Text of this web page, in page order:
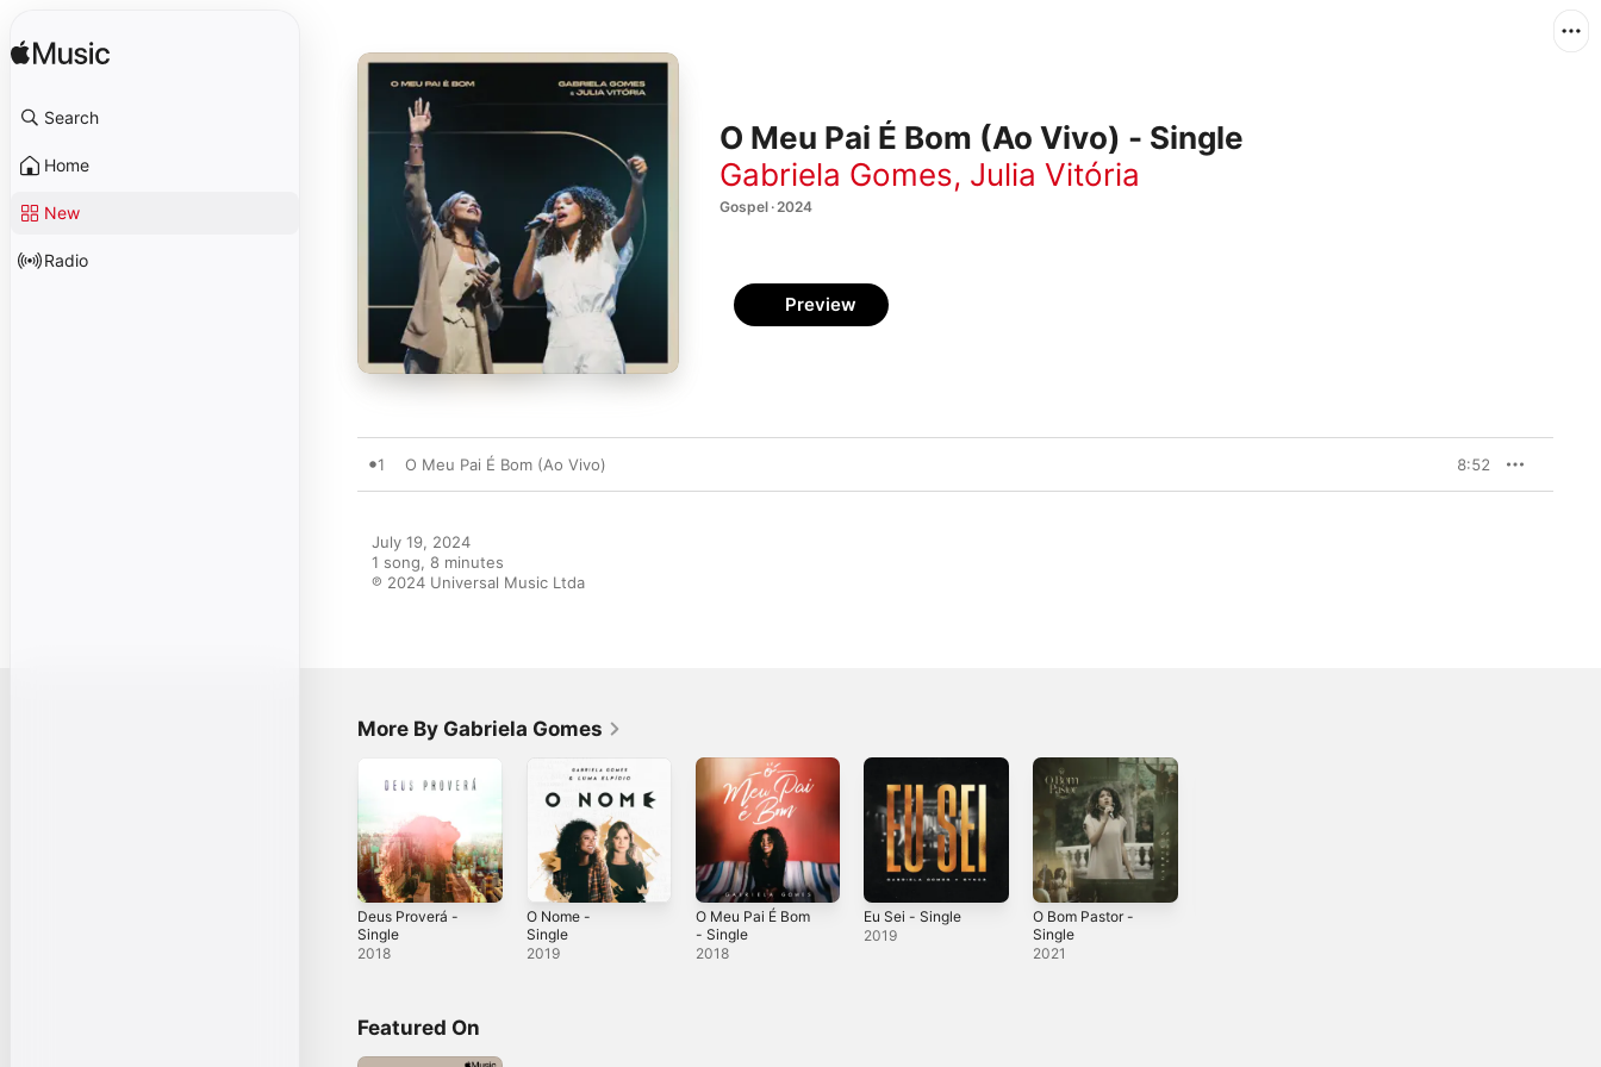
Search
Home
New
Radio
O Meu Pai É Bom (Ao Vivo) - Single
Gabriela Gomes, Julia Vitória
Gospel · 2024
Preview
1 O Meu Pai É Bom (Ao Vivo) 8:52
July 19, 2024
1 song, 8 minutes
℗ 2024 Universal Music Ltda
More By Gabriela Gomes
Deus Proverá -
Single
2018
O Nome -
Single
2019
O Meu Pai É Bom
- Single
2018
Eu Sei - Single
2019
O Bom Pastor -
Single
2021
Featured On